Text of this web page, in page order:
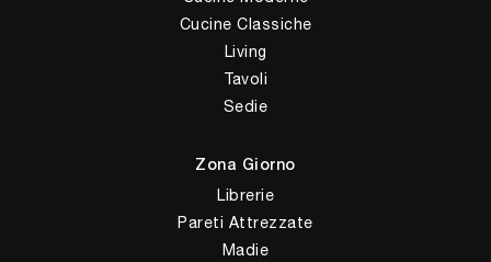
Cucine Classiche
Living
Tavoli
Sedie
Zona Giorno
Librerie
Pareti Attrezzate
Madie